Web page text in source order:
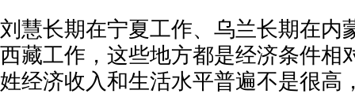
刘慧长期在宁夏工作、乌兰长期在内
西藏工作，这些地方都是经济条件相
姓经济收入和生活水平普遍不是很高